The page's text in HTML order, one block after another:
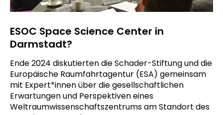
ESOC Space Science Center in
Darmstadt?
Ende 2024 diskutierten die Schader-Stiftung und die
Europäische Raumfahrtagentur (ESA) gemeinsam
mit Expert*innen über die gesellschaftlichen
Erwartungen und Perspektiven eines
Weltraumwissenschaftszentrums am Standort des